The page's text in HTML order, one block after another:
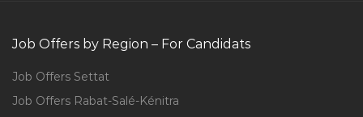
Job Offers by Region – For Candidats
Job Offers Settat
Job Offers Rabat-Salé-Kénitra